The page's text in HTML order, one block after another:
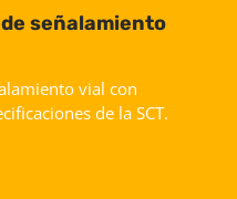
señalamiento
vial con
de la SCT.